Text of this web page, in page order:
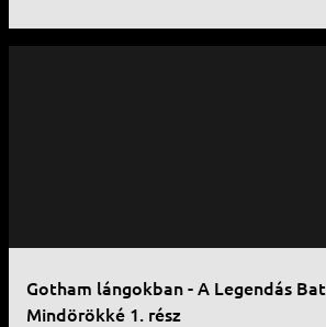
Gotham lángokban - A Legendás
Mindörökké 1. rész